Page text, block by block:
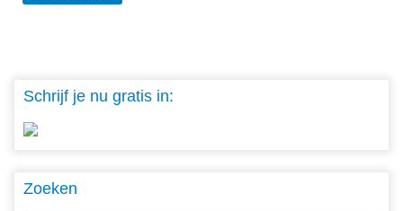
Schrijf je nu gratis in:
Zoeken